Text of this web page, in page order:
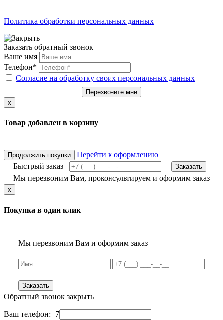
Политика обработки персональных данных
Заказать обратный звонок
Ваше имя
Телефон*
Согласие на обработку своих персональных данных
Перезвоните мне
x
Товар добавлен в корзину
Продолжить покупки
Перейти к оформлению
Быстрый заказ
Заказать
Мы перезвоним Вам, проконсультируем и оформим заказ
x
Покупка в один клик
Мы перезвоним Вам и оформим заказ
Заказать
Обратный звонок закрыть
Ваш телефон:+7